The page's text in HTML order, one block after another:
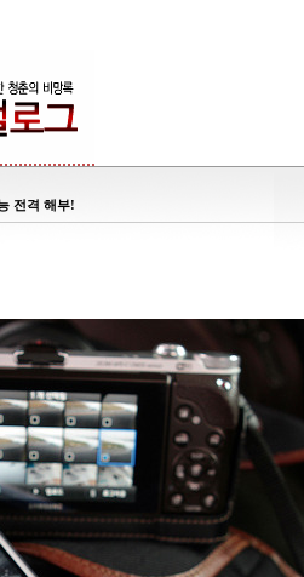
전격 해부!